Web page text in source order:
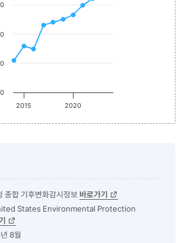
2015 2020
종합 기후변화감시정보 바로가기
States Environmental Protection
8월